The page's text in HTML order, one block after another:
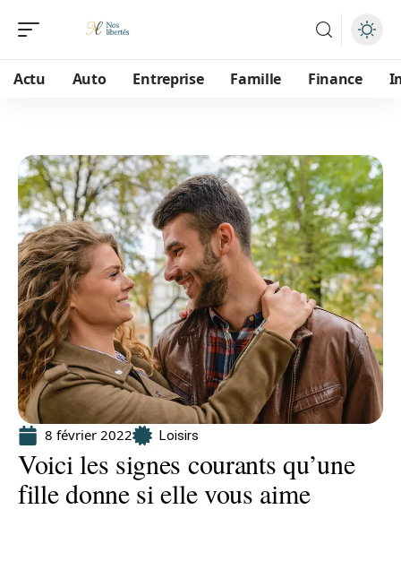
Actu Auto Entreprise Famille Finance
8 février 2022 Loisirs
Voici les signes courants qu’une
fille donne si elle vous aime